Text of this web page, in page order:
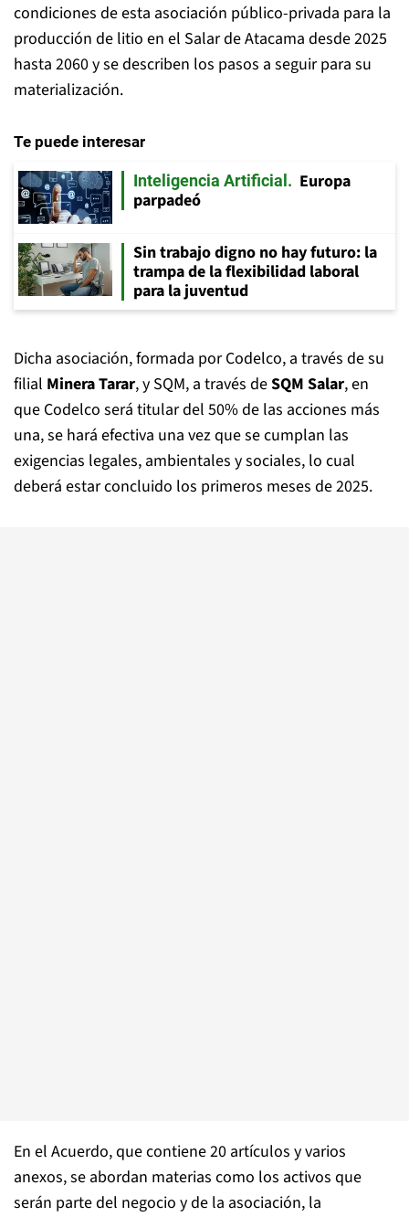
condiciones de esta asociación público-privada para la
producción de litio en el Salar de Atacama desde 2025
hasta 2060 y se describen los pasos a seguir para su
materialización.
Te puede interesar
Inteligencia Artificial
Europa
parpadeó
Sin trabajo digno no hay futuro: la
trampa de la flexibilidad laboral
para la juventud
Dicha asociación, formada por Codelco, a través de su
filial Minera Tarar, y SQM, a través deSQM Salar, en
que Codelco será titular del 50% de las acciones más
una, se hará efectiva una vez que se cumplan las
exigencias legales, ambientales y sociales, lo cual
deberá estar concluido los primeros meses de 2025.
En el Acuerdo, que contiene 20 artículos y varios
anexos, se abordan materias como los activos que
serán parte del negocio y de la asociación, la